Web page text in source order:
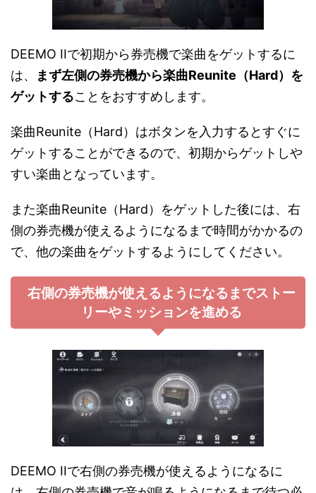
DEEMO IIで初期から券売機で楽曲をゲットするに
は、
まず左側の券売機から楽曲Reunite（Hard）を
ゲットすることをおすすめします。
楽曲Reunite（Hard）はボタンを入力するとすぐに
ゲットすることができるので、初期からゲットしや
すい楽曲となっています。
また楽曲Reunite（Hard）をゲットした後には、右
側の券売機が使えるようになるまで時間がかかるの
で、他の楽曲をゲットするようにしてください。
右側の券売機が使えるようになるまでストー
リーやミッションを進める
DEEMO IIで右側の券売機が使えるようになるに